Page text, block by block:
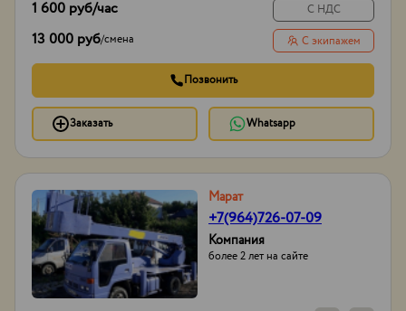
1 600 руб/час
13 000 руб/смена
С НДС
С экипажем
Позвонить
Заказать Whatsapp
Марат
+7(964)726-07-09
Компания
более 2 лет на сайте